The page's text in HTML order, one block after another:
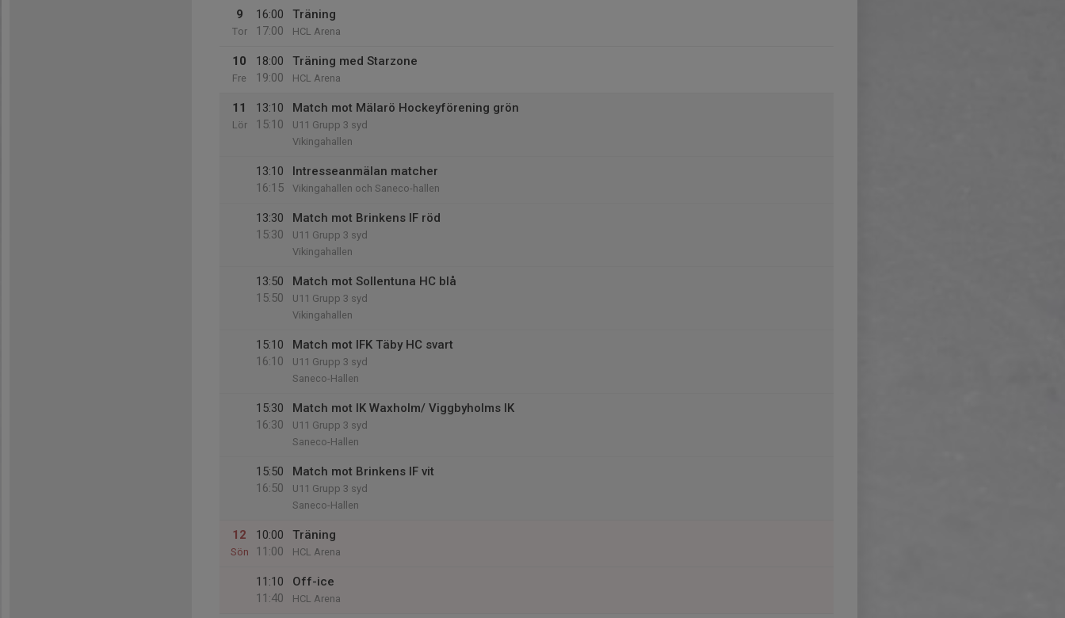
9
Tor
16:00
17:00
Träning
HCL Arena
10
Fre
18:00
19:00
Träning med Starzone
HCL Arena
11
Lör
13:10
15:10
Match mot Mälarö Hockeyförening grön
U11 Grupp 3 syd
Vikingahallen
13:10
16:15
Intresseanmälan matcher
Vikingahallen och Saneco-hallen
13:30
15:30
Match mot Brinkens IF röd
U11 Grupp 3 syd
Vikingahallen
13:50
15:50
Match mot Sollentuna HC blå
U11 Grupp 3 syd
Vikingahallen
15:10
16:10
Match mot IFK Täby HC svart
U11 Grupp 3 syd
Saneco-Hallen
15:30
16:30
Match mot IK Waxholm/ Viggbyholms IK
U11 Grupp 3 syd
Saneco-Hallen
15:50
16:50
Match mot Brinkens IF vit
U11 Grupp 3 syd
Saneco-Hallen
12
Sön
10:00
11:00
Träning
HCL Arena
11:10
11:40
Off-ice
HCL Arena